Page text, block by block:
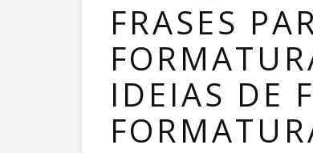
FRASES
IDEIAS DE